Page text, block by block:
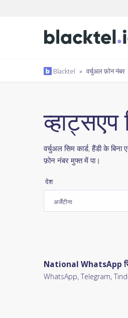
Blacktel » वर्चुअल फ़ोन नंबर
वर्चुअल सिम कार्ड, हैंडी के
फ़ोन नंबर मुफ्त में पा।
देश
National WhatsApp
WhatsApp, Telegram,